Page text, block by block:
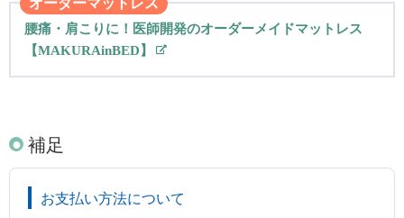
オーダーマットレス
腰痛・肩こりに！医師開発のオーダーメイドマットレス
【MAKURAinBED】
補足
お支払い方法について